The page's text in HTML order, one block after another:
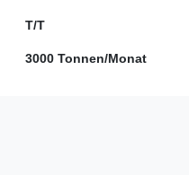
T/T
3000 Tonnen/Monat